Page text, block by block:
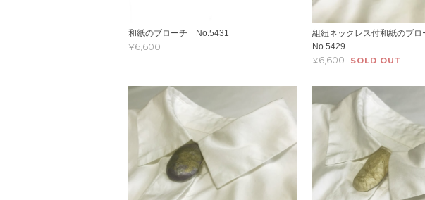
和紙のブローチ No.5431
¥6,600
組紐ネックレス付和紙のブ
No.5429
¥6,600 SOLD OUT